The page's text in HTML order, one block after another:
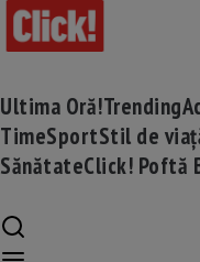
Ultima Oră!Trending
TimeSportStil de
SănătateClick! Poftă